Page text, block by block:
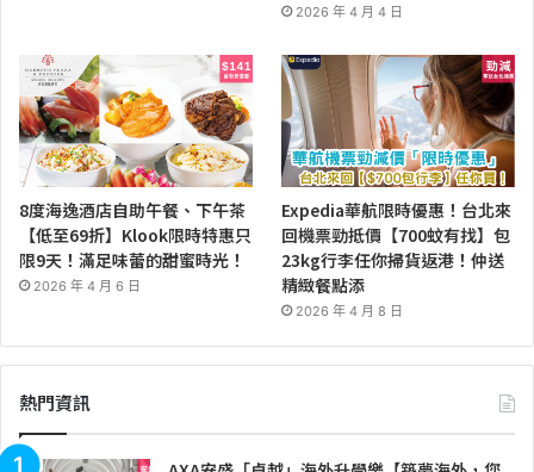
2026 年 4 月 4 日
8度海逸酒店自助午餐、下午茶
【低至69折】Klook限時特惠只
限9天！滿足味蕾的甜蜜時光！
2026 年 4 月 6 日
Expedia華航限時優惠！台北來
回機票勁抵價【700蚊有找】包
23kg行李任你掃貨返港！仲送
精緻餐點添
2026 年 4 月 8 日
熱門資訊